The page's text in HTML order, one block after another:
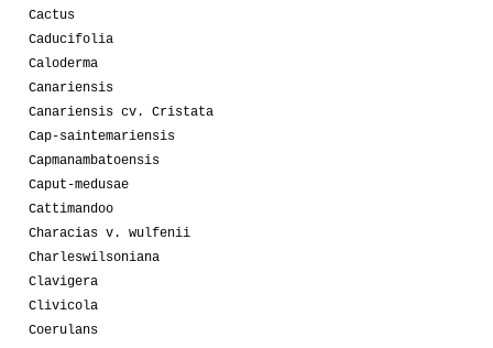
Cactus
Caducifolia
Caloderma
Canariensis
Canariensis cv. Cristata
Cap-saintemariensis
Capmanambatoensis
Caput-medusae
Cattimandoo
Characias v. wulfenii
Charleswilsoniana
Clavigera
Clivicola
Coerulans